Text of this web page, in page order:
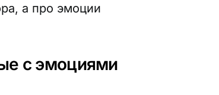
а про эмоции
с эмоциями